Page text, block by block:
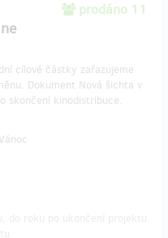
prodáno 11
cílové částky zařazujeme
Dokument Nová šichta v
skončení kinodistribuce.